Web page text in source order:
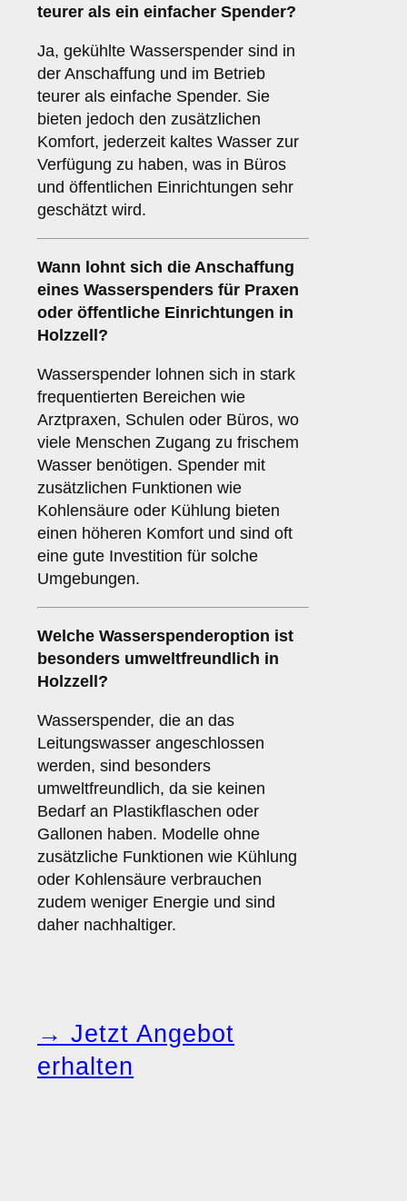
teurer als ein einfacher Spender?
Ja, gekühlte Wasserspender sind in
der Anschaffung und im Betrieb
teurer als einfache Spender. Sie
bieten jedoch den zusätzlichen
Komfort, jederzeit kaltes Wasser zur
Verfügung zu haben, was in Büros
und öffentlichen Einrichtungen sehr
geschätzt wird.
Wann lohnt sich die Anschaffung
eines Wasserspenders für Praxen
oder öffentliche Einrichtungen in
Holzzell?
Wasserspender lohnen sich in stark
frequentierten Bereichen wie
Arztpraxen, Schulen oder Büros, wo
viele Menschen Zugang zu frischem
Wasser benötigen. Spender mit
zusätzlichen Funktionen wie
Kohlensäure oder Kühlung bieten
einen höheren Komfort und sind oft
eine gute Investition für solche
Umgebungen.
Welche Wasserspenderoption ist
besonders umweltfreundlich in
Holzzell?
Wasserspender, die an das
Leitungswasser angeschlossen
werden, sind besonders
umweltfreundlich, da sie keinen
Bedarf an Plastikflaschen oder
Gallonen haben. Modelle ohne
zusätzliche Funktionen wie Kühlung
oder Kohlensäure verbrauchen
zudem weniger Energie und sind
daher nachhaltiger.
→ Jetzt Angebot
erhalten